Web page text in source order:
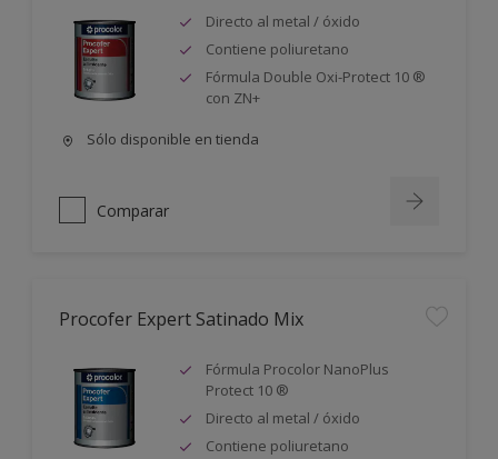
Directo al metal / óxido
Contiene poliuretano
Fórmula Double Oxi-Protect 10 ®
con ZN+
Sólo disponible en tienda
Comparar
Procofer Expert Satinado Mix
Fórmula Procolor NanoPlus
Protect 10 ®
Directo al metal / óxido
Contiene poliuretano